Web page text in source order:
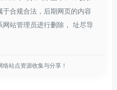
合规合法，后期网页的内容
站管理员进行删除， 址尽导
站点资源收集与分享！